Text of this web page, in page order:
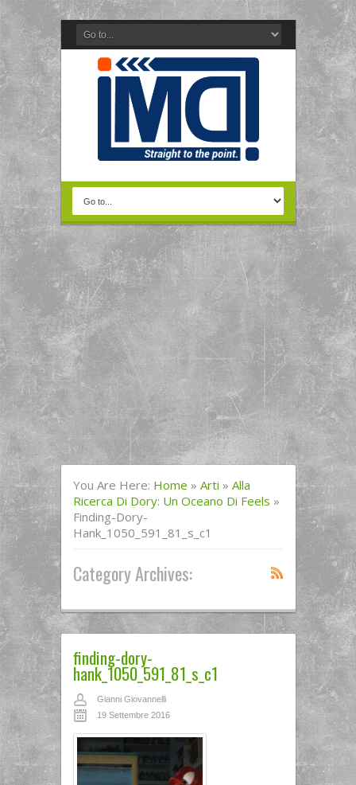
You Are Here: Home » Arti » Alla
Ricerca Di Dory: Un Oceano Di Feels »
Finding-Dory-
Hank_1050_591_81_s_c1
Category Archives:
finding-dory-
hank_1050_591_81_s_c1
Gianni Giovannelli
19 Settembre 2016